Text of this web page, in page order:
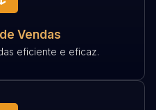
Vendas
eficiente e eficaz.